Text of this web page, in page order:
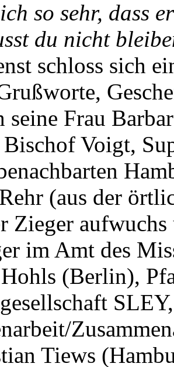
so sehr, dass
du nicht
schloss sich
seine Frau
Bischof Voigt,
(aus der
Zieger
im Amt des
(Berlin),
Tiews